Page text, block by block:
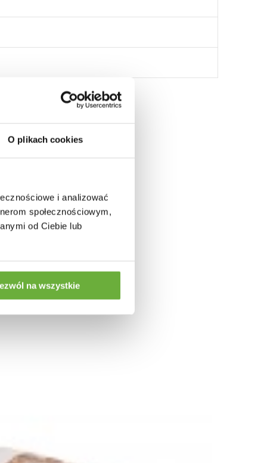
O plikach cookies
i analizować
społecznościowym,
od Ciebie lub
na wszystkie